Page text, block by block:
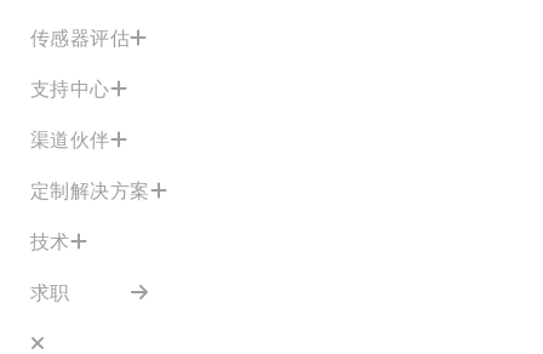
传感器评估
支持中心
渠道伙伴
定制解决方案
技术
求职